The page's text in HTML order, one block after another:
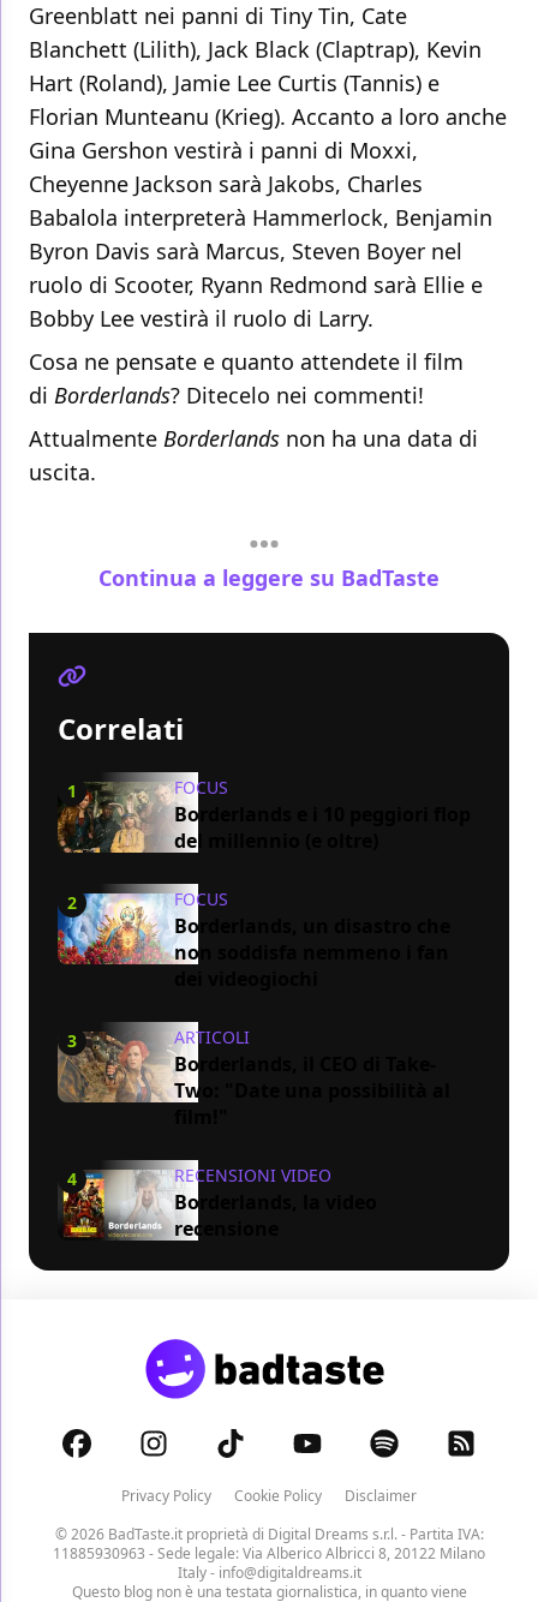
Greenblatt nei panni di Tiny Tin, Cate
Blanchett (Lilith), Jack Black (Claptrap), Kevin
Hart (Roland), Jamie Lee Curtis (Tannis) e
Florian Munteanu (Krieg). Accanto a loro anche
Gina Gershon vestirà i panni di Moxxi,
Cheyenne Jackson sarà Jakobs, Charles
Babalola interpreterà Hammerlock, Benjamin
Byron Davis sarà Marcus, Steven Boyer nel
ruolo di Scooter, Ryann Redmond sarà Ellie e
Bobby Lee vestirà il ruolo di Larry.
Cosa ne pensate e quanto attendete il film
di Borderlands? Ditecelo nei commenti!
Attualmente Borderlands non ha una data di
uscita.
Continua a leggere su BadTaste
Correlati
1 FOCUS
Borderlands e i 10 peggiori flop
del millennio (e oltre)
2 FOCUS
Borderlands, un disastro che
non soddisfa nemmeno i fan
3 ARTICOLI
Borderlands, il CEO di Take-
Two: "Date una possibilità al
4 RECENSIONI VIDEO
Borderlands, la video
recensione
Privacy Policy Cookie Policy
Disclaimer
© 2026 BadTaste.it proprietà di Digital Dreams s.r.l.- Partita IVA:
11885930963 - Sede legale: Via Alberico Albricci 8, 20122 Milano
Italy - info@digitaldreams.it
Questo blog non è una testata giornalistica, in quanto viene